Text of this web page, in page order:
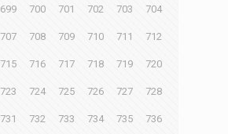
699 700 701 702 703 704
707 708 709 710 711 712
715 716 717 718 719 720
723 724 725 726 727 728
731 732 733 734 735 736